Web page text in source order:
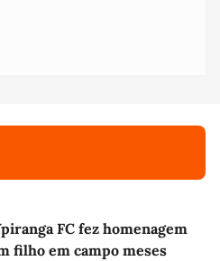
FC fez homenagem
filho em campo meses